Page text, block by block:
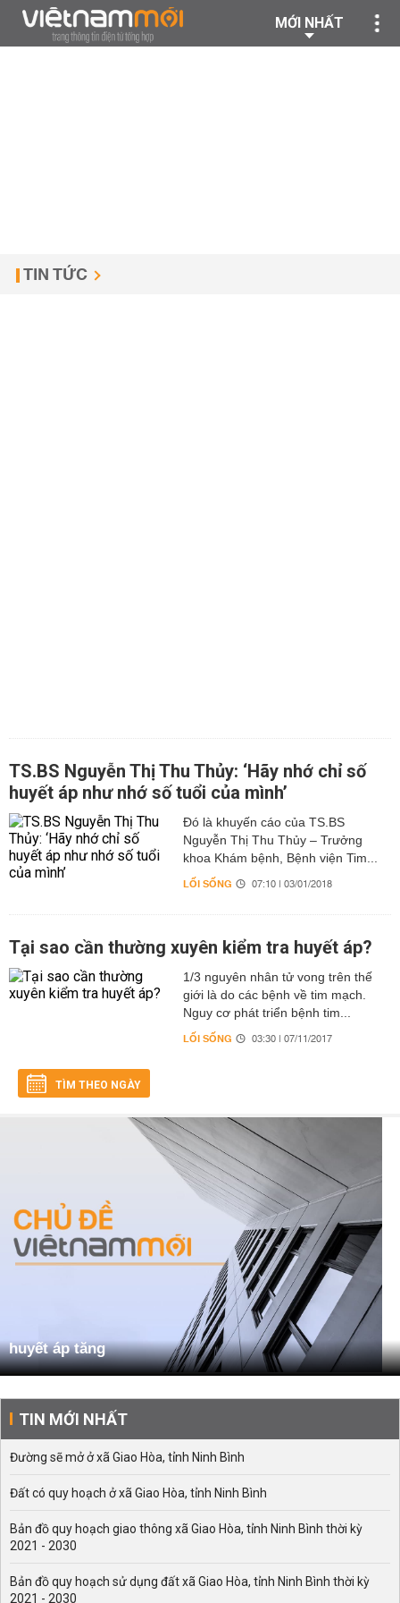
MỚI NHẤT
TIN TỨC
TS.BS Nguyễn Thị Thu Thủy: ‘Hãy nhớ chỉ số
huyết áp như nhớ số tuổi của mình’
Đó là khuyến cáo của TS.BS
Nguyễn Thị Thu Thủy – Trưởng
khoa Khám bệnh, Bệnh viện Tim...
LỐI SỐNG 07:10 | 03/01/2018
Tại sao cần thường xuyên kiểm tra huyết áp?
1/3 nguyên nhân tử vong trên thế
giới là do các bệnh về tim mạch.
Nguy cơ phát triển bệnh tim...
LỐI SỐNG 03:30 | 07/11/2017
TÌM THEO NGÀY
huyết áp tăng
TIN MỚI NHẤT
Đường sẽ mở ở xã Giao Hòa, tỉnh Ninh Bình
Đất có quy hoạch ở xã Giao Hòa, tỉnh Ninh Bình
Bản đồ quy hoạch giao thông xã Giao Hòa, tỉnh Ninh Bình thời kỳ
2021 - 2030
Bản đồ quy hoạch sử dụng đất xã Giao Hòa, tỉnh Ninh Bình thời kỳ
2021 - 2030